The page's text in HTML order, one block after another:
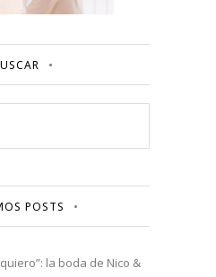
POSTS
la boda de Nico &